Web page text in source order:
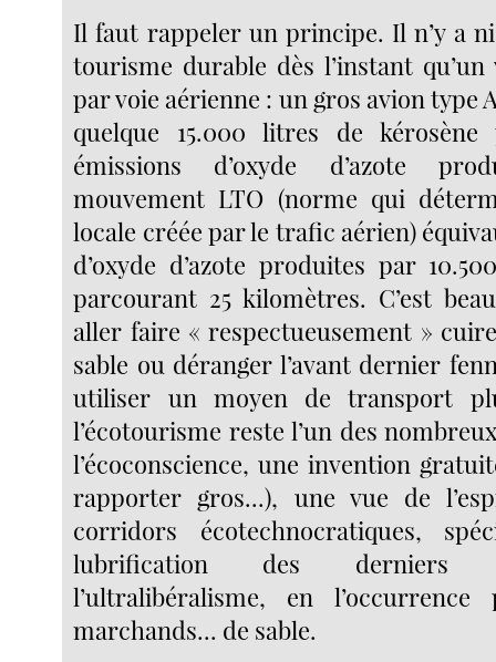
Il faut rappeler un principe. Il n’y a
tourisme durable dès l’instant
par voie aérienne : un gros avion type
quelque 15.000 litres de
émissions d’oxyde d’azote
mouvement LTO (norme qui
locale créée par le trafic aérien)
d’oxyde d’azote produites par
parcourant 25 kilomètres. C’est
aller faire « respectueusement »
sable ou déranger l’avant dernier
utiliser un moyen de transport
l’écotourisme reste l’un des
l’écoconscience, une invention
rapporter gros...), une vue de
corridors écotechnocratiques,
lubrification des derniers
l’ultralibéralisme, en
marchands... de sable.